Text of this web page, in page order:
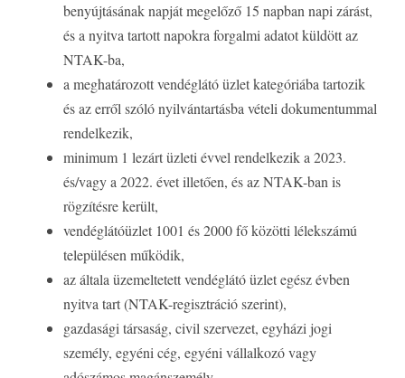
benyújtásának napját megelőző 15 napban napi zárást,
és a nyitva tartott napokra forgalmi adatot küldött az
NTAK-ba,
a meghatározott vendéglátó üzlet kategóriába tartozik
és az erről szóló nyilvántartásba vételi dokumentummal
rendelkezik,
minimum 1 lezárt üzleti évvel rendelkezik a 2023.
és/vagy a 2022. évet illetően, és az NTAK-ban is
rögzítésre került,
vendéglátóüzlet 1001 és 2000 fő közötti lélekszámú
településen működik,
az általa üzemeltetett vendéglátó üzlet egész évben
nyitva tart (NTAK-regisztráció szerint),
gazdasági társaság, civil szervezet, egyházi jogi
személy, egyéni cég, egyéni vállalkozó vagy